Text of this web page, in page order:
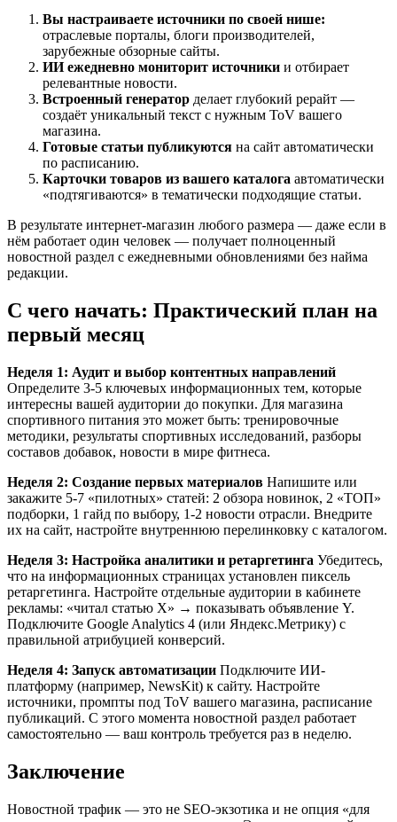
Вы настраиваете источники по своей нише:
отраслевые порталы, блоги производителей,
зарубежные обзорные сайты.
ИИ ежедневно мониторит источники и отбирает
релевантные новости.
Встроенный генератор делает глубокий рерайт —
создаёт уникальный текст с нужным ToV вашего
магазина.
Готовые статьи публикуются на сайт автоматически
по расписанию.
Карточки товаров из вашего каталога автоматически
«подтягиваются» в тематически подходящие статьи.
В результате интернет-магазин любого размера — даже если в
нём работает один человек — получает полноценный
новостной раздел с ежедневными обновлениями без найма
редакции.
С чего начать: Практический план на
первый месяц
Неделя 1: Аудит и выбор контентных направлений
Определите 3-5 ключевых информационных тем, которые
интересны вашей аудитории до покупки. Для магазина
спортивного питания это может быть: тренировочные
методики, результаты спортивных исследований, разборы
составов добавок, новости в мире фитнеса.
Неделя 2: Создание первых материалов Напишите или
закажите 5-7 «пилотных» статей: 2 обзора новинок, 2 «ТОП»
подборки, 1 гайд по выбору, 1-2 новости отрасли. Внедрите
их на сайт, настройте внутреннюю перелинковку с каталогом.
Неделя 3: Настройка аналитики и ретаргетинга Убедитесь,
что на информационных страницах установлен пиксель
ретаргетинга. Настройте отдельные аудитории в кабинете
рекламы: «читал статью X» → показывать объявление Y.
Подключите Google Analytics 4 (или Яндекс.Метрику) с
правильной атрибуцией конверсий.
Неделя 4: Запуск автоматизации Подключите ИИ-
платформу (например, NewsKit) к сайту. Настройте
источники, промпты под ToV вашего магазина, расписание
публикаций. С этого момента новостной раздел работает
самостоятельно — ваш контроль требуется раз в неделю.
Заключение
Новостной трафик — это не SEO-экзотика и не опция «для